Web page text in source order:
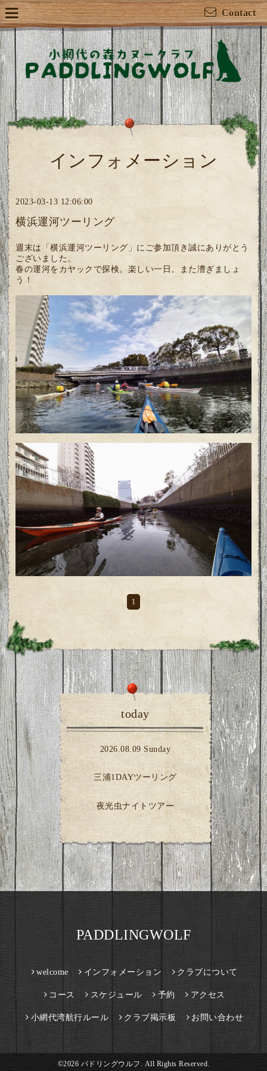
Contact
インフォメーション
2023-03-13 12:06:00
横浜運河ツーリング
週末は「横浜運河ツーリング」にご参加頂き誠にありがとう
ございました。
春の運河をカヤックで探検。楽しい一日。また漕ぎましょ
う！
1
today
2026.08.09 Sunday
三浦1DAYツーリング
夜光虫ナイトツアー
PADDLINGWOLF
welcome インフォメーション クラブについて
コース スケジュール 予約 アクセス
小網代湾航行ルール クラブ掲示板 お問い合わせ
©2026 パドリングウルフ . All Rights Reserved.